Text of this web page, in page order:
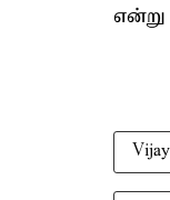
Vijay